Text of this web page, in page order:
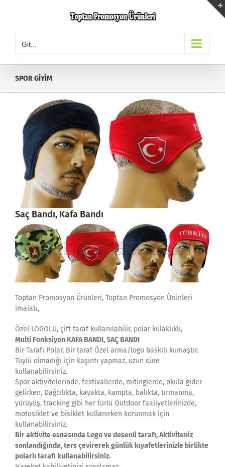
Git...
SPOR GİYİM
Saç Bandı, Kafa Bandı
Toptan Promosyon Ürünleri, Toptan Promosyon Ürünleri
imalatı,
Özel LOGOLU, çift taraf kullanılabilir, polar kulaklıklı,
Multi Fonksiyon KAFA BANDI, SAÇ BANDI
Bir Tarafı Polar, Bir taraf Özel arma/logo baskılı kumaştır.
Tüylü olmadığı için kaşıntı yapmaz, uzun süre
kullanabilirsiniz.
Spor aktivitelerinde, festivallerde, mitinglerde, okula gider
gelirken, Dağcılıkta, kayakta, kampta, balıkta, tırmanma,
yürüyüş, tracking gibi her türlü Outdoor faaliyetlerinizde,
motosiklet ve bisiklet kullanırken korunmak için
kullanabilirsiniz.
Bir aktivite esnasında Logo ve desenli tarafı, Aktiviteniz
sonlandığında, ters çevirerek günlük kıyafetlerinizle birlikte
polarlı tarafı kullanabilirsiniz.